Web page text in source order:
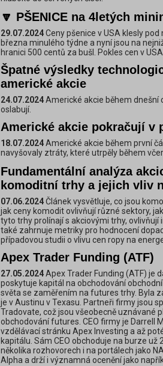
🔽 PŠENICE na 4letých
29.07.2024Ceny pšenice v USA klesly
března minulého týdne a nyní jsou na
hranici 500 centů za bušl. Pokles cen v
Špatné výsledky
americké akcie
24.07.2024Americké akcie během dnešní
oslabují.
Americké akcie pokračují v
18.07.2024Americké akcie během první
navyšovaly ztráty, které utrpěly během
Fundamentální analýza
komoditní trhy a jejich vliv
07.06.2024Článek vysvětluje, co jsou
jak ceny komodit ovlivňují různé sektory,
tyto trhy prolínají s akciovými trhy, ovlivňují
také zahrnuje metriky pro hodnocení
případovou studii o vlivu cen ropy na
Apex Trader Funding (ATF)
27.05.2024Apex Trader Funding (ATF) je
poskytuje kapitál na obchodování
světa se zaměřením na futures trhy. Byla
je v Austinu v Texasu. Partneři firmy jsou
Tradovate, což jsou všeobecně uznávané
obchodování futures. CEO firmy je Darrell
vzdělávací stránku Apex Investing a až
kapitálu. Sám CEO obchoduje na burze už
několika rozhovorech i na portálech jako
Alpha a drží i významná ocenění jako